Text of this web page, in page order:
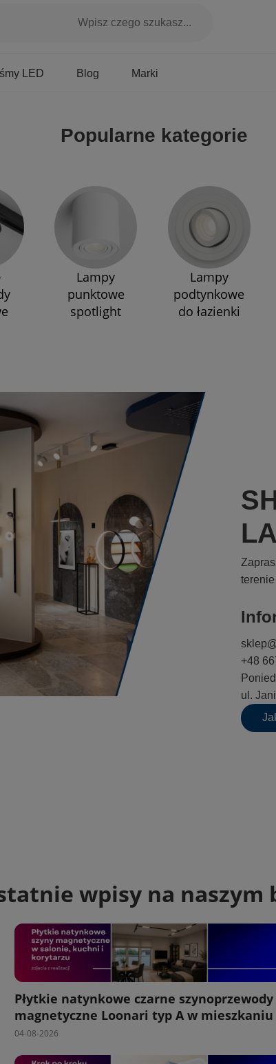
Blog
LED Marki
Popularne kategorie
Lampy
punktowe
spotlight
Lampy
podtynkowe
do łazienki
+48
ul.
wpisy na naszym
Płytkie natynkowe czarne szynoprzewody
magnetyczne Loonari typ A w mieszkaniu
04-08-2026